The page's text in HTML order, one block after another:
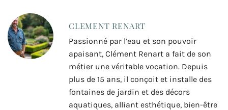
CLEMENT RENART
Passionné par l’eau et son pouvoir
apaisant, Clément Renart a fait de son
métier une véritable vocation. Depuis
plus de 15 ans, il conçoit et installe des
fontaines de jardin et des décors
aquatiques, alliant esthétique, bien-être